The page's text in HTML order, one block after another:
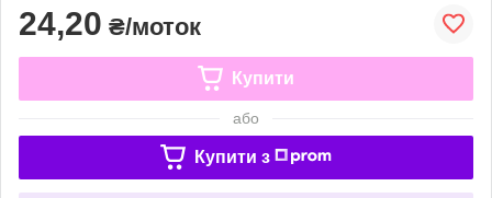
24,20 ₴/моток
Купити
або
Купити з